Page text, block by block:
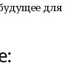
для